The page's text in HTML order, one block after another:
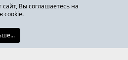
сайт, Вы соглашаетесь на
cookie.